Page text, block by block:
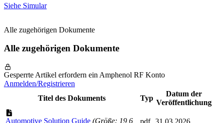
Siehe Simular
Alle zugehörigen Dokumente
Alle zugehörigen Dokumente
Gesperrte Artikel erfordern ein Amphenol RF Konto
Anmelden/Registrieren
Titel des Dokuments
Typ
Datum der
Veröffentlichung
Automotive Solution Guide (Größe: 19,6